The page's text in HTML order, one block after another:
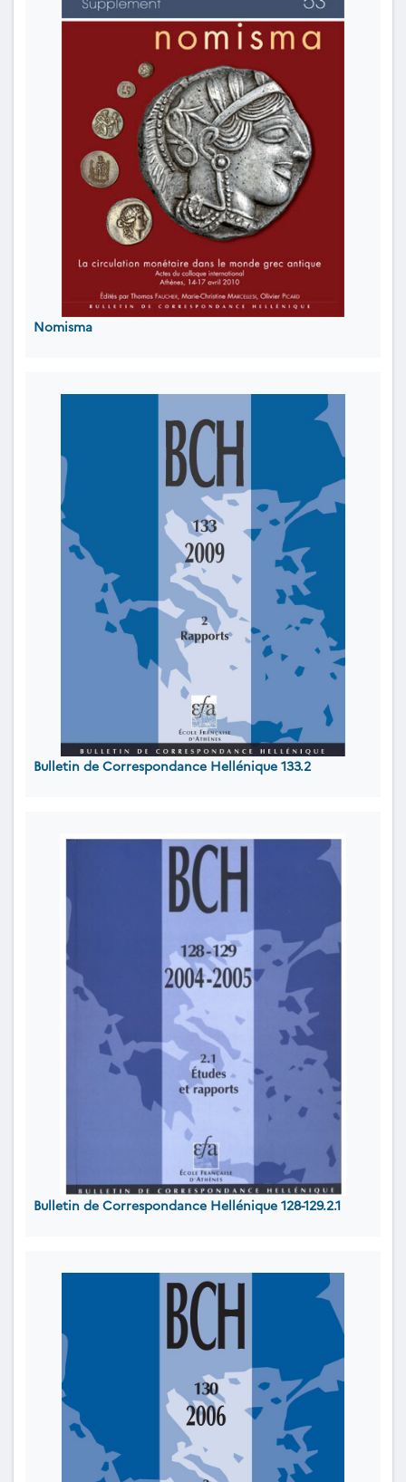
Nomisma
Bulletin de Correspondance Hellénique 133.2
Bulletin de Correspondance Hellénique 128-129.2.1